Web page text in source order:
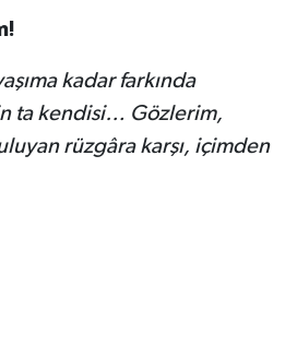
kadar farkında
ta kendisi… Gözlerim,
rüzgâra karşı, içimden